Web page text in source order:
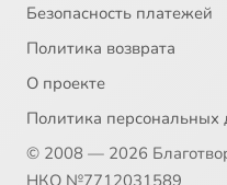
Безопасность платежей
Политика возврата
О проекте
Политика персональных
© 2008 — 2026
НКО №7712031589